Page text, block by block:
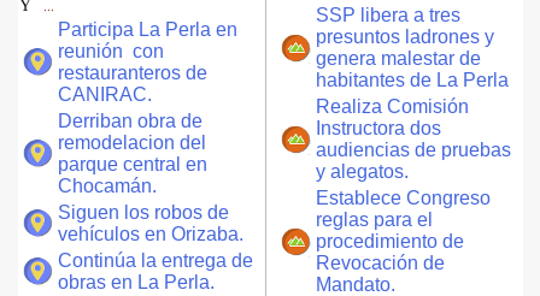
Y
Participa La Perla en
reunión con
restauranteros de
CANIRAC.
Derriban obra de
remodelacion del
parque central en
Chocamán.
Siguen los robos de
vehículos en Orizaba.
Continúa la entrega de
obras en La Perla.
SSP libera a tres
presuntos ladrones y
genera malestar de
habitantes de La Perla
Realiza Comisión
Instructora dos
audiencias de pruebas
y alegatos.
Establece Congreso
reglas para el
procedimiento de
Revocación de
Mandato.